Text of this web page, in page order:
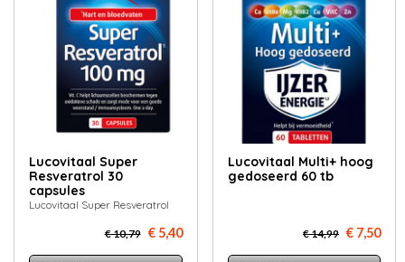
Lucovitaal Super
Resveratrol 30
capsules
Lucovitaal Super Resveratrol
€ 10,79 € 5,40
Lucovitaal Multi+ hoog
gedoseerd 60 tb
€ 14,99 € 7,50